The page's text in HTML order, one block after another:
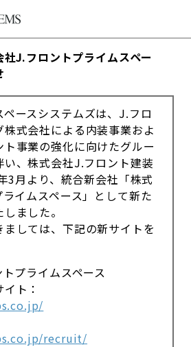
J.フロントプライムスペー
ースシステムズは、J.フロ
式会社による内装事業およ
事業の強化に向けたグルー
い、株式会社J.フロント建装
3月より、統合新会社「株式
イムスペース」として新た
ました。
しては、下記の新サイトを
プライムスペース
ト：
recruit/